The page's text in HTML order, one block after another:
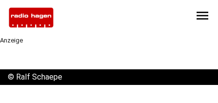
menu
Anzeige
© Ralf Schaepe